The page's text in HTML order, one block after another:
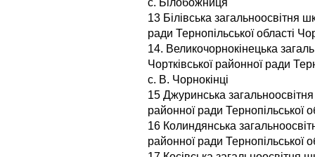
13 Білівська загальноосвітня
ради Тернопільської області
14. Великочорнокінецька
Чортківської районної ради
с. В. Чорнокінці
15 Джуринська загальноосвітня
районної ради Тернопільської
16 Колиндянська
районної ради Тернопільської